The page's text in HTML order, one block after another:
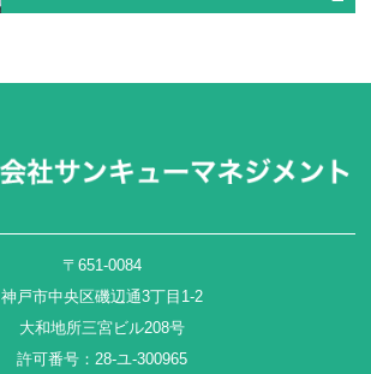
〒651-0084
神戸市中央区磯辺通3丁目1-2
大和地所三宮ビル208号
許可番号：28-ユ-300965